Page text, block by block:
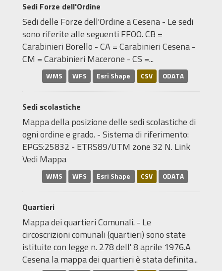
Sedi Forze dell'Ordine
Sedi delle Forze dell'Ordine a Cesena - Le sedi
sono riferite alle seguenti FFOO. CB =
Carabinieri Borello - CA = Carabinieri Cesena -
CM = Carabinieri Macerone - CS =...
WMS WFS Esri Shape CSV ODATA
Sedi scolastiche
Mappa della posizione delle sedi scolastiche di
ogni ordine e grado. - Sistema di riferimento:
EPGS:25832 - ETRS89/UTM zone 32 N. Link
Vedi Mappa
WMS WFS Esri Shape CSV ODATA
Quartieri
Mappa dei quartieri Comunali. - Le
circoscrizioni comunali (quartieri) sono state
istituite con legge n. 278 dell' 8 aprile 1976.A
Cesena la mappa dei quartieri è stata definita...